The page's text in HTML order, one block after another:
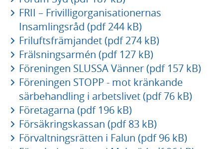
FRII – Frivilligorganisationernas
Insamlingsråd (pdf 244 kB)
Friluftsfrämjandet (pdf 274 kB)
Frälsningsarmén (pdf 127 kB)
Föreningen SLUSSA Vänner (pdf 157 kB)
Föreningen STOPP - mot kränkande
särbehandling i arbetslivet (pdf 76 kB)
Företagarna (pdf 196 kB)
Försäkringskassan (pdf 83 kB)
Förvaltningsrätten i Falun (pdf 96 kB)